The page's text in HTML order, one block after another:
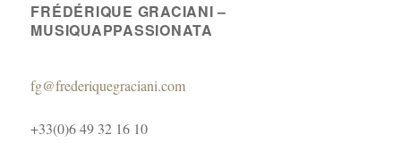
FRÉDÉRIQUE GRACIANI –
MUSIQUAPPASSIONATA
fg@frederiquegraciani.com
+33(0)6 49 32 16 10